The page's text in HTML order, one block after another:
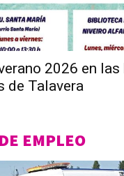
2026 en
de Talavera
EMPLEO